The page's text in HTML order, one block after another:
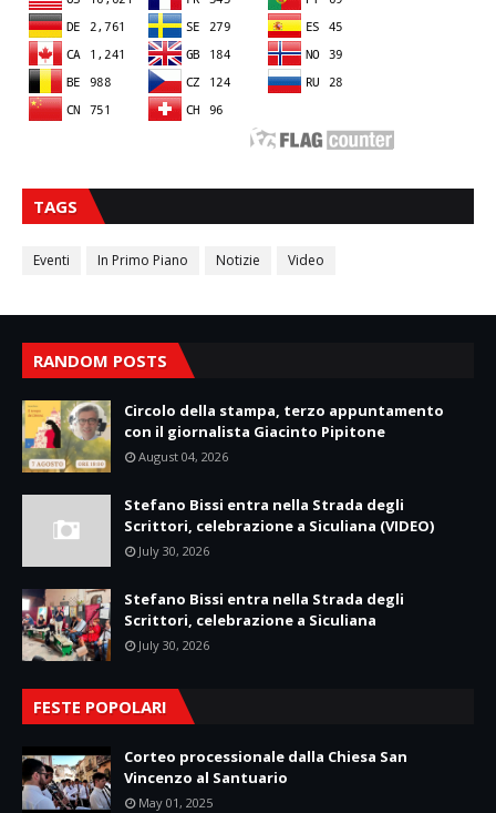
TAGS
Eventi In Primo Piano Notizie Video
RANDOM POSTS
Circolo della stampa, terzo appuntamento
con il giornalista Giacinto Pipitone
August 04, 2026
Stefano Bissi entra nella Strada degli
Scrittori, celebrazione a Siculiana (VIDEO)
July 30, 2026
Stefano Bissi entra nella Strada degli
Scrittori, celebrazione a Siculiana
July 30, 2026
FESTE POPOLARI
Corteo processionale dalla Chiesa San
Vincenzo al Santuario
May 01, 2025